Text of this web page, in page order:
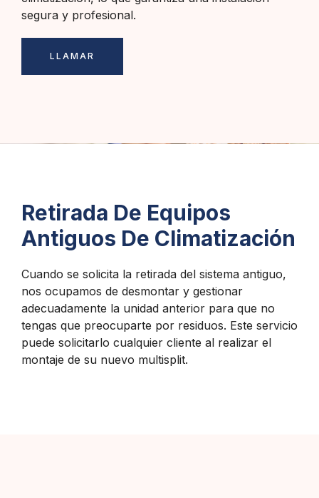
segura y profesional.
LLAMAR
Retirada De Equipos
Antiguos De Climatización
Cuando se solicita la retirada del sistema antiguo,
nos ocupamos de desmontar y gestionar
adecuadamente la unidad anterior para que no
tengas que preocuparte por residuos. Este servicio
puede solicitarlo cualquier cliente al realizar el
montaje de su nuevo multisplit.